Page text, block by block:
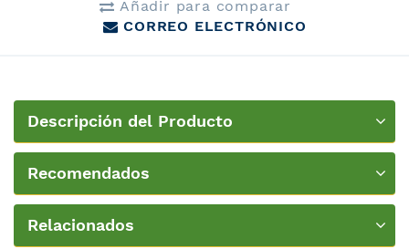
Añadir para comparar
CORREO ELECTRÓNICO
Descripción del Producto
Recomendados
Relacionados